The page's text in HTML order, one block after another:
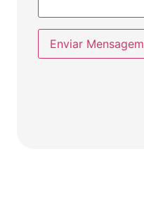
Enviar Mensagem